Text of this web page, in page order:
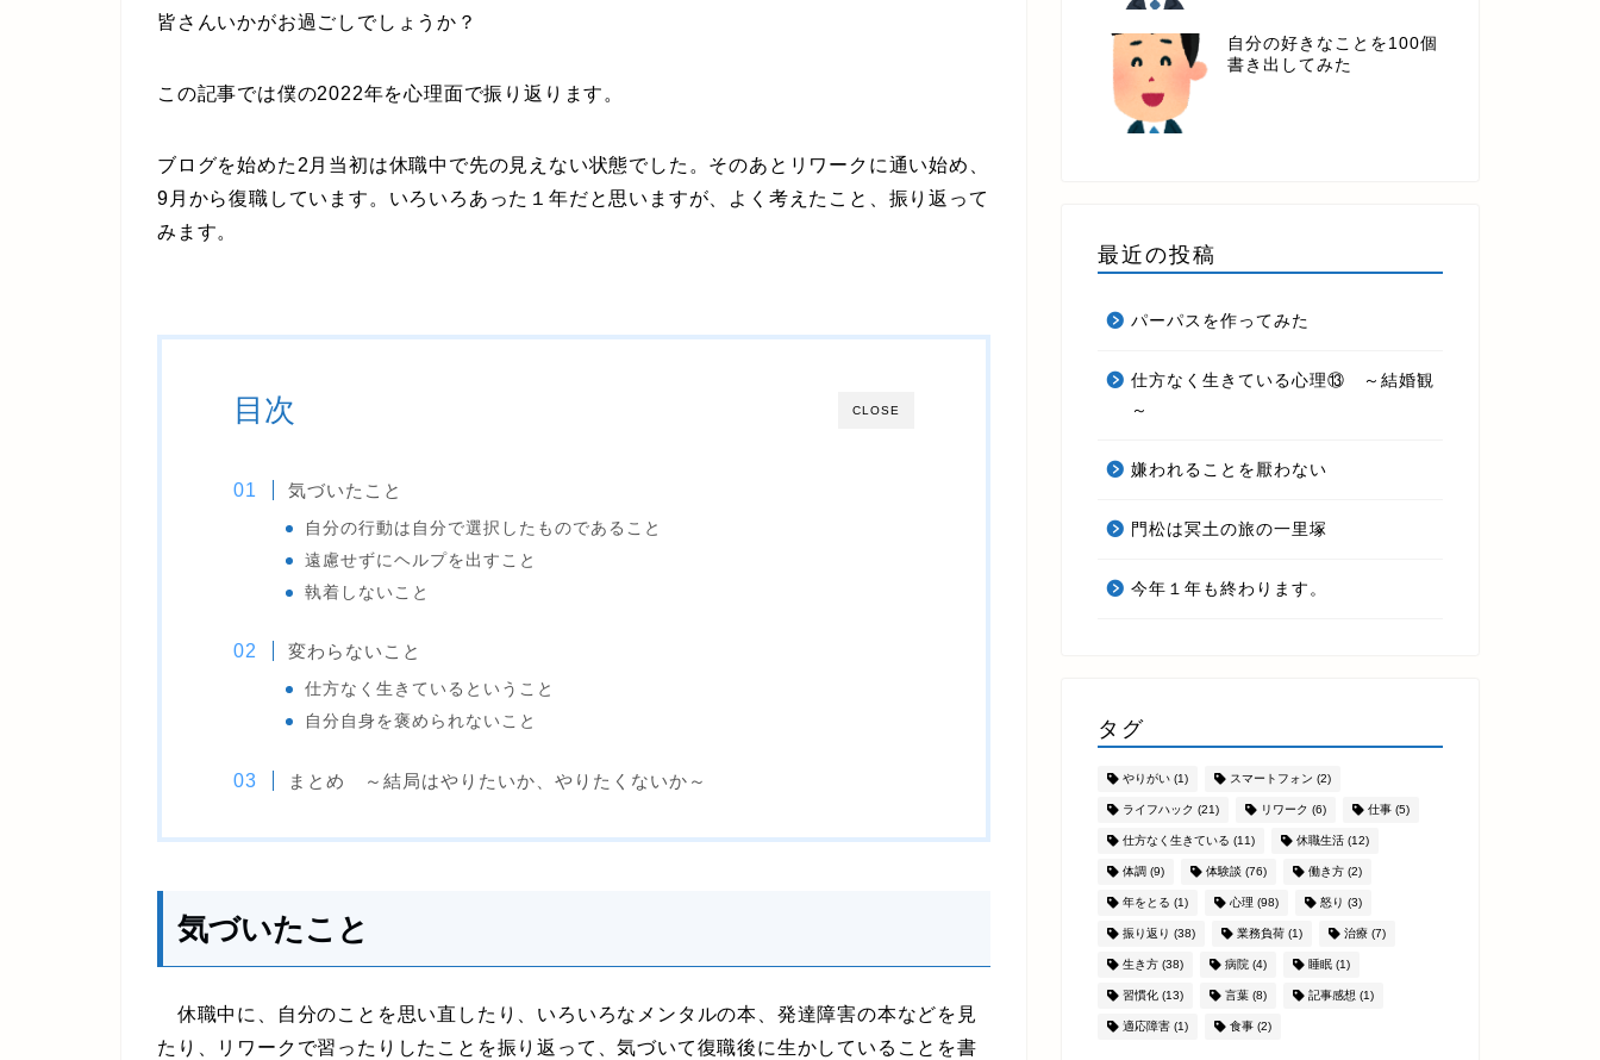
皆さんいかがお過ごしでしょうか？
この記事では僕の2022年を心理面で振り返ります。
ブログを始めた2月当初は休職中で先の見えない状態でした。そのあとリワークに通い始め、
9月から復職しています。いろいろあった１年だと思いますが、よく考えたこと、振り返って
みます。
CLOSE
目次
気づいたこと
自分の行動は自分で選択したものであること
遠慮せずにヘルプを出すこと
執着しないこと
変わらないこと
仕方なく生きているということ
自分自身を褒められないこと
まとめ ～結局はやりたいか、やりたくないか～
気づいたこと
休職中に、自分のことを思い直したり、いろいろなメンタルの本、発達障害の本などを見
たり、リワークで習ったりしたことを振り返って、気づいて復職後に生かしていることを書
自分の好きなことを100個
書き出してみた
最近の投稿
パーパスを作ってみた
仕方なく生きている心理⑬ ～結婚観
～
嫌われることを厭わない
門松は冥土の旅の一里塚
今年１年も終わります。
タグ
やりがい(1) スマートフォン (2)
ライフハック (21) リワーク (6) 仕事(5)
仕方なく生きている (11) 休職生活(12)
体調 (9) 体験談 (76) 働き方(2)
年をとる (1) 心理 (98) 怒り (3)
振り返り (38) 業務負荷(1) 治療(7)
生き方(38) 病院(4) 睡眠(1)
習慣化(13) 言葉(8) 記事感想 (1)
適応障害(1) 食事(2)